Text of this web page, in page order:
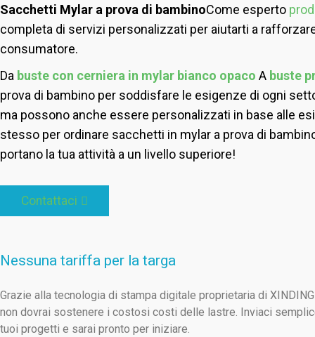
Sacchetti Mylar a prova di bambinoCome esperto
completa di servizi personalizzati per aiutarti a
consumatore.
Da buste con cerniera in mylar bianco opaco A buste
prova di bambino per soddisfare le esigenze di ogni
ma possono anche essere personalizzati in base alle
stesso per ordinare sacchetti in mylar a prova di
portano la tua attività a un livello superiore!
Contattaci
Nessuna tariffa per la targa
Grazie alla tecnologia di stampa digitale proprietaria di
non dovrai sostenere i costosi costi delle lastre. Inviaci
tuoi progetti e sarai pronto per iniziare.